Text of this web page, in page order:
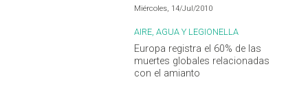
Miércoles, 14/Jul/2010
AIRE, AGUA Y LEGIONELLA
Europa registra el 60% de las
muertes globales relacionadas
con el amianto